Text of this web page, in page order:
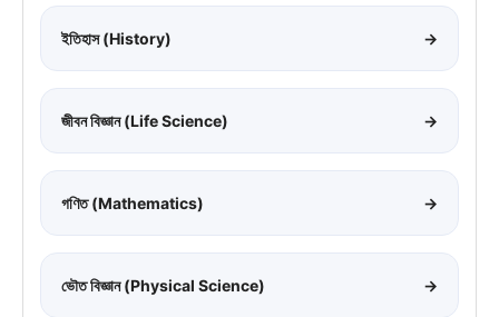
ইতিহাস (History) →
জীবন বিজ্ঞান (Life Science) →
গণিত (Mathematics) →
ভৌত বিজ্ঞান (Physical Science) →